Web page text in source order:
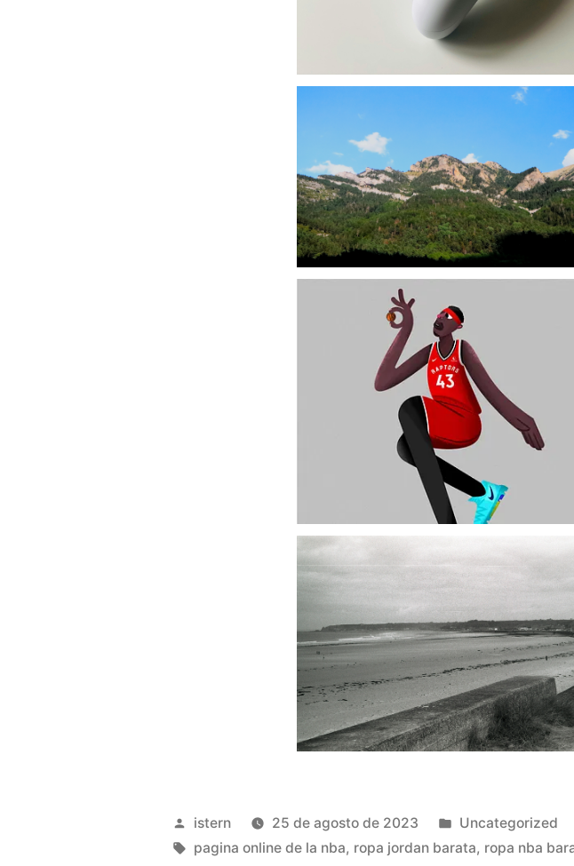
Publicado
por
istern 25 de agosto de 2023
Publicado
en
Uncategorized
Etiquetas:
pagina online de la nba, ropa jordan barata, ropa nba